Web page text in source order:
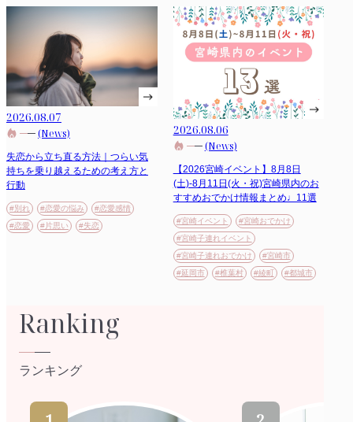
2026.08.07
(News)
失恋から立ち直る方法｜つらい気
持ちを乗り越えるための考え方と
行動
#別れ #恋愛の悩み
#恋愛感情
#恋愛
#片思い #失恋
2026.08.06
(News)
【2026宮崎イベント】8月8日
(土)-8月11日(火・祝)宮崎県内のお
すすめおでかけ情報まとめ♩11選
#宮崎イベント
#宮崎おでかけ
#宮崎子連れイベント
#宮崎子連れおでかけ
#宮崎市
#延岡市
#椎葉村 #綾町 #都城市
Ranking
ランキング